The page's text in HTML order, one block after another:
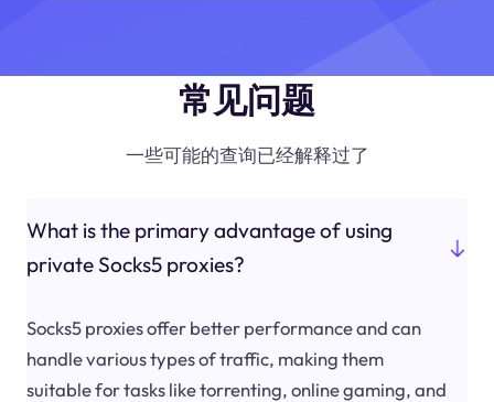
常见问题
一些可能的查询已经解释过了
What is the primary advantage of using
private Socks5 proxies?
Socks5 proxies offer better performance and can
handle various types of traffic, making them
suitable for tasks like torrenting, online gaming, and